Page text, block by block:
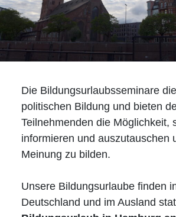
Programmheft
Workshops
AGB
Datenschutzerklärung
Ehrenamt
Die Bildungsurlaubsseminare
politischen Bildung und bieten
Teilnehmenden die Möglichkeit,
informieren und auszutauschen
Meinung zu bilden.
Unsere Bildungsurlaube finden
Deutschland und im Ausland